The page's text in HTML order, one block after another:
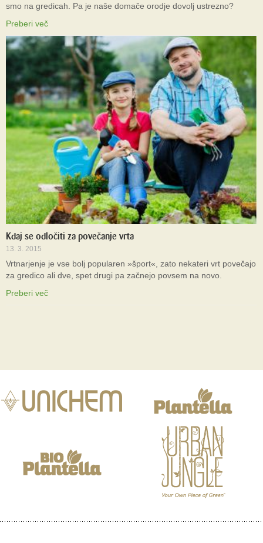
smo na gredicah. Pa je naše domače orodje dovolj ustrezno?
Preberi več
Kdaj se odločiti za povečanje vrta
13. 3. 2015
Vrtnarjenje je vse bolj popularen »šport«, zato nekateri vrt povečajo
za gredico ali dve, spet drugi pa začnejo povsem na novo.
Preberi več